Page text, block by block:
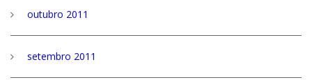
outubro 2011
setembro 2011